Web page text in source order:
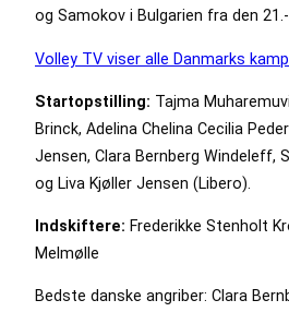
og Samokov i Bulgarien fra den 21.-
Volley TV viser alle Danmarks
Startopstilling: Tajma
Brinck, Adelina Chelina Cecilia
Jensen, Clara Bernberg Windeleff,
og Liva Kjøller Jensen (Libero).
Indskiftere: Frederikke Stenholt
Melmølle
Bedste danske angriber: Clara